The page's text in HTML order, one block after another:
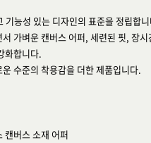
기능성 있는 디자인의 표준을 정립합
가벼운 캔버스 어퍼, 세련된 핏, 장
화합니다.
수준의 착용감을 더한 제품입니다.
캔버스 소재 어퍼